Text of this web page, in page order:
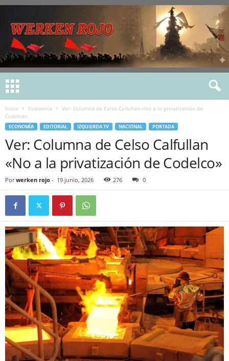
Inicio Economía
Ver: Columna de Celso Calfullan «No a la privatización de
Codelco»
ECONOMÍA EDITORIAL IZQUIERDA TV NACIONAL PORTADA
Ver: Columna de Celso Calfullan
«No a la privatización de Codelco»
Por werken rojo - 19 junio, 2026 276 0